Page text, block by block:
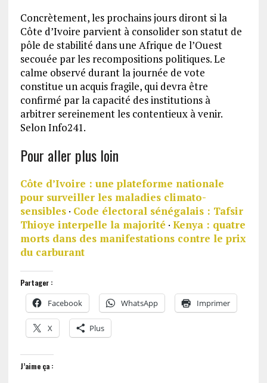
Concrètement, les prochains jours diront si la
Côte d’Ivoire parvient à consolider son statut de
pôle de stabilité dans une Afrique de l’Ouest
secouée par les recompositions politiques. Le
calme observé durant la journée de vote
constitue un acquis fragile, qui devra être
confirmé par la capacité des institutions à
arbitrer sereinement les contentieux à venir.
Selon Info241.
Pour aller plus loin
Côte d’Ivoire : une plateforme nationale
pour surveiller les maladies climato-
sensibles· Code électoral sénégalais : Tafsir
Thioye interpelle la majorité· Kenya : quatre
morts dans des manifestations contre le prix
du carburant
Partager :
Facebook WhatsApp Imprimer
X Plus
J’aime ça :